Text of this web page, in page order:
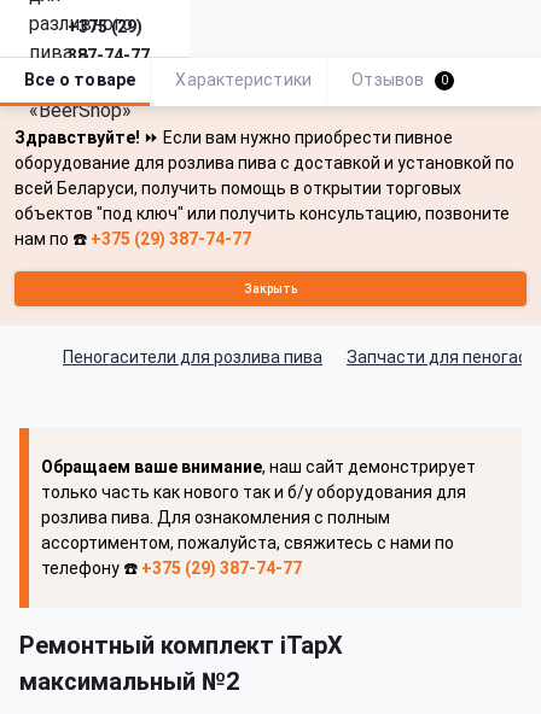
Здравствуйте! ⏩ Если вам нужно приобрести пивное
оборудование для розлива пива с доставкой и установкой по
всей Беларуси, получить помощь в открытии торговых
объектов "под ключ" или получить консультацию, позвоните
нам по ☎️ +375 (29) 387-74-77
Закрыть
+375 (29)
387-74-77
Пеногасители для розлива пива Запчасти для
Обращаем ваше внимание, наш сайт демонстрирует
только часть как нового так и б/у оборудования для
розлива пива. Для ознакомления с полным
ассортиментом, пожалуйста, свяжитесь с нами по
телефону ☎️ +375 (29) 387-74-77
Ремонтный комплект iTapX
максимальный №2
Все о товаре Характеристики Отзывов 0